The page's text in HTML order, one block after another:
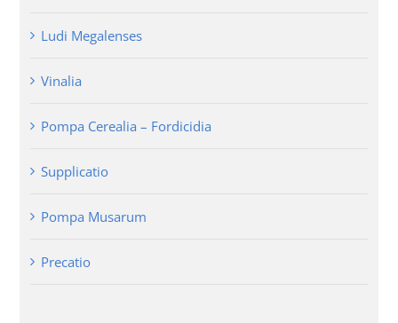
Ludi Megalenses
Vinalia
Pompa Cerealia – Fordicidia
Supplicatio
Pompa Musarum
Precatio